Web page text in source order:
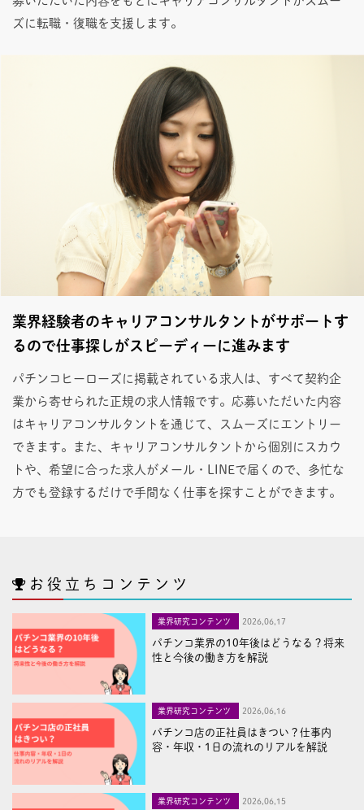
ズに転職・復職を支援します。
業界経験者のキャリアコンサルタントがサポートす
るので仕事探しがスピーディーに進みます
パチンコヒーローズに掲載されている求人は、すべて契約企
業から寄せられた正規の求人情報です。応募いただいた内容
はキャリアコンサルタントを通じて、スムーズにエントリー
できます。また、キャリアコンサルタントから個別にスカウ
トや、希望に合った求人がメール・LINEで届くので、多忙な
方でも登録するだけで手間なく仕事を探すことができます。
お役立ちコンテンツ
業界研究コンテンツ 2026,06,17
パチンコ業界の10年後はどうなる？将来
性と今後の働き方を解説
業界研究コンテンツ 2026,06,16
パチンコ店の正社員はきつい？仕事内
容・年収・1日の流れのリアルを解説
業界研究コンテンツ 2026,06,15